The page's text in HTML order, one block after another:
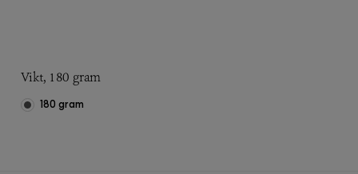
Vikt, 180 gram
180 gram